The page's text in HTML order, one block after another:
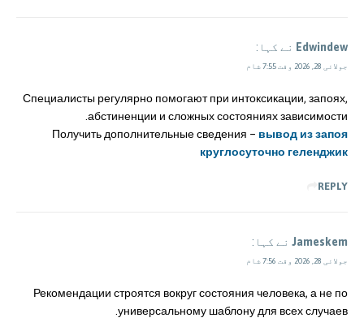
Edwindew نے کہا:
جولائی 28, 2026 وقت 7:55 شام
Специалисты регулярно помогают при интоксикации, запоях,
абстиненции и сложных состояниях зависимости.
Получить дополнительные сведения – вывод из запоя
круглосуточно геленджик
REPLY
Jameskem نے کہا:
جولائی 28, 2026 وقت 7:56 شام
Рекомендации строятся вокруг состояния человека, а не по
универсальному шаблону для всех случаев.